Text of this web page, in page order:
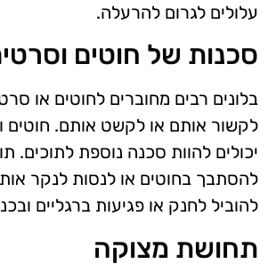
עלולים לגרום להרעלה.
סכנות של חוטים
בלונים רבים מחוברים לחוטים או
לקשור אותם או לקשט אותם. חוטים
יכולים להוות סכנה נוספת לתוכים.
להסתבך בחוטים או לנסות לנקר
להוביל לחנק או פגיעות ברגליים
תחושת מצוקה